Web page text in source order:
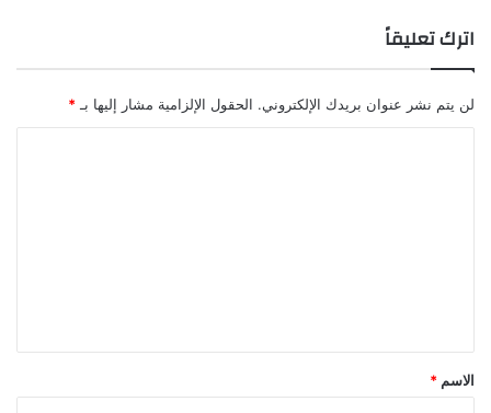
اترك تعليقاً
لن يتم نشر عنوان بريدك الإلكتروني. الحقول الإلزامية مشار إليها بـ *
*
الاسم *